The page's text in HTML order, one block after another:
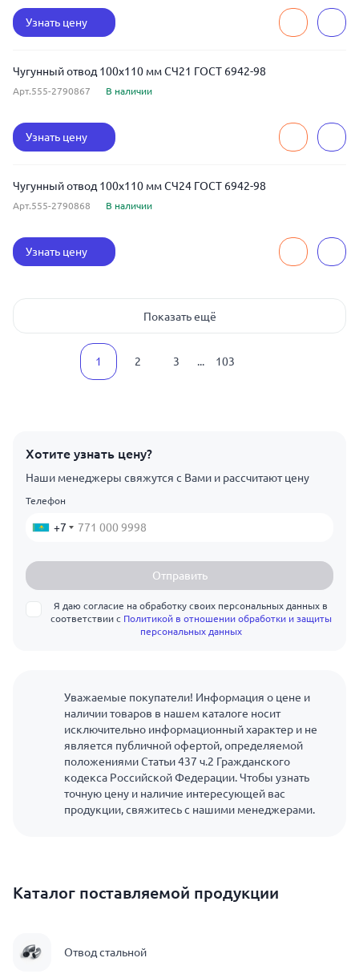
Узнать цену
Чугунный отвод 100x110 мм СЧ21 ГОСТ 6942-98
Арт.555-2790867 В наличии
Узнать цену
Чугунный отвод 100x110 мм СЧ24 ГОСТ 6942-98
Арт.555-2790868 В наличии
Узнать цену
Показать ещё
1 2 3 ... 103
Хотите узнать цену?
Наши менеджеры свяжутся с Вами и рассчитают цену
Телефон
+7
Отправить
Я даю согласие на обработку своих персональных данных в
соответствии с Политикой в отношении обработки и защиты
персональных данных
Уважаемые покупатели! Информация о цене и
наличии товаров в нашем каталоге носит
исключительно информационный характер и не
является публичной офертой, определяемой
положениями Статьи 437 ч.2 Гражданского
кодекса Российской Федерации. Чтобы узнать
точную цену и наличие интересующей вас
продукции, свяжитесь с нашими менеджерами.
Каталог поставляемой продукции
Отвод стальной